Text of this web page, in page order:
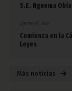
S.E. Nguema
agosto 07, 2026
Comienza en la
Leyes
Más noticias